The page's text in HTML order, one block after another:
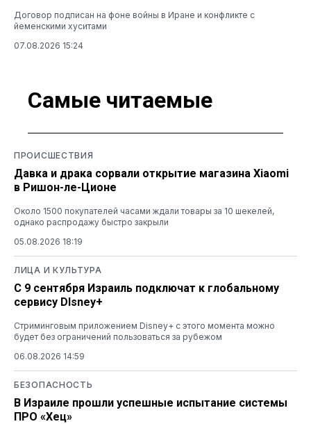
Договор подписан на фоне войны в Иране и конфликте с
йеменскими хуситами
07.08.2026 15:24
Самые читаемые
ПРОИСШЕСТВИЯ
Давка и драка сорвали открытие магазина Xiaomi
в Ришон-ле-Ционе
Около 1500 покупателей часами ждали товары за 10 шекелей,
однако распродажу быстро закрыли
05.08.2026 18:19
ЛИЦА И КУЛЬТУРА
С 9 сентября Израиль подключат к глобальному
сервису DIsney+
Стриминговым приложением Disney+ с этого момента можно
будет без ограничений пользоваться за рубежом
06.08.2026 14:59
БЕЗОПАСНОСТЬ
В Израиле прошли успешные испытание системы
ПРО «Хец»